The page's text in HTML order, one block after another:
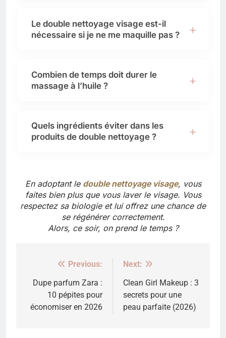
Le double nettoyage visage est-il
nécessaire si je ne me maquille pas ?
Combien de temps doit durer le
massage à l’huile ?
Quels ingrédients éviter dans les
produits de double nettoyage ?
En adoptant le double nettoyage visage, vous
faites bien plus que vous laver le visage. Vous
respectez sa biologie et lui offrez une chance de
se régénérer correctement.
Alors, ce soir, on prend le temps ?
Navigation
de
l’article
Previous:
Dupe parfum Zara :
10 pépites pour
économiser en 2026
Next:
Clean Girl Makeup : 3
secrets pour une
peau parfaite (2026)